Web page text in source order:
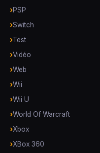
PSP
Switch
Test
Vidéo
Web
Wii
Wii U
World Of Warcraft
Xbox
XBox 360